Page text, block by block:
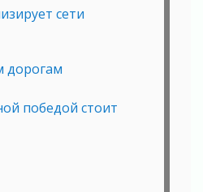
сети
дорогам
победой стоит